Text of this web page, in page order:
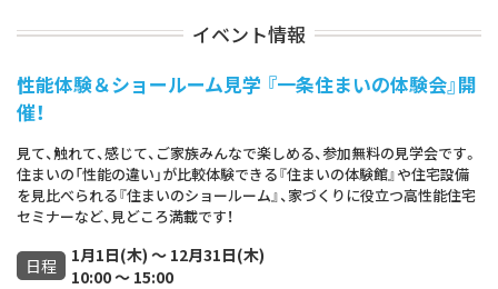
イベント情報
性能体験＆ショールーム見学 『一条住まいの体験会』開
催！
見て、触れて、感じて、ご家族みんなで楽しめる、参加無料の見学会です。
住まいの「性能の違い」が比較体験できる『住まいの体験館』や住宅設備
を見比べられる『住まいのショールーム』、家づくりに役立つ高性能住宅
セミナーなど、見どころ満載です！
日程
1月1日(木) ～ 12月31日(木)
10:00 ～ 15:00